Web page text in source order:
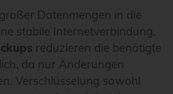
Datenmengen in die
stabile Internetverbindung.
reduzieren die benötigte
da nur Änderungen
Verschlüsselung sowohl